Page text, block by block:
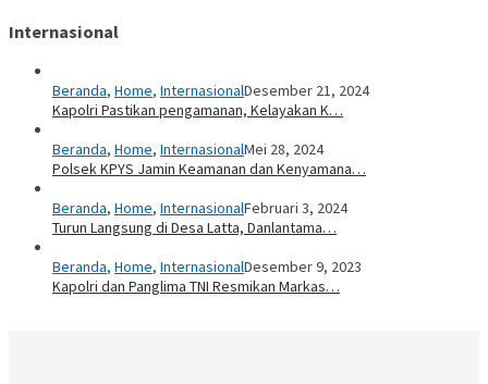
Internasional
Beranda, Home, InternasionalDesember 21, 2024
Kapolri Pastikan pengamanan, Kelayakan K…
Beranda, Home, InternasionalMei 28, 2024
Polsek KPYS Jamin Keamanan dan Kenyamana…
Beranda, Home, InternasionalFebruari 3, 2024
Turun Langsung di Desa Latta, Danlantama…
Beranda, Home, InternasionalDesember 9, 2023
Kapolri dan Panglima TNI Resmikan Markas…